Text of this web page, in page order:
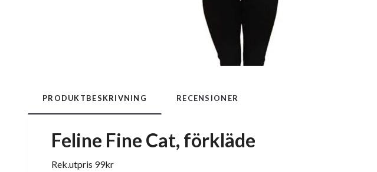
PRODUKTBESKRIVNING RECENSIONER
Feline Fine Cat, förkläde
Rek.utpris 99kr